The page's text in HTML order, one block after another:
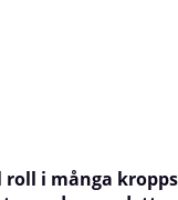
roll i många